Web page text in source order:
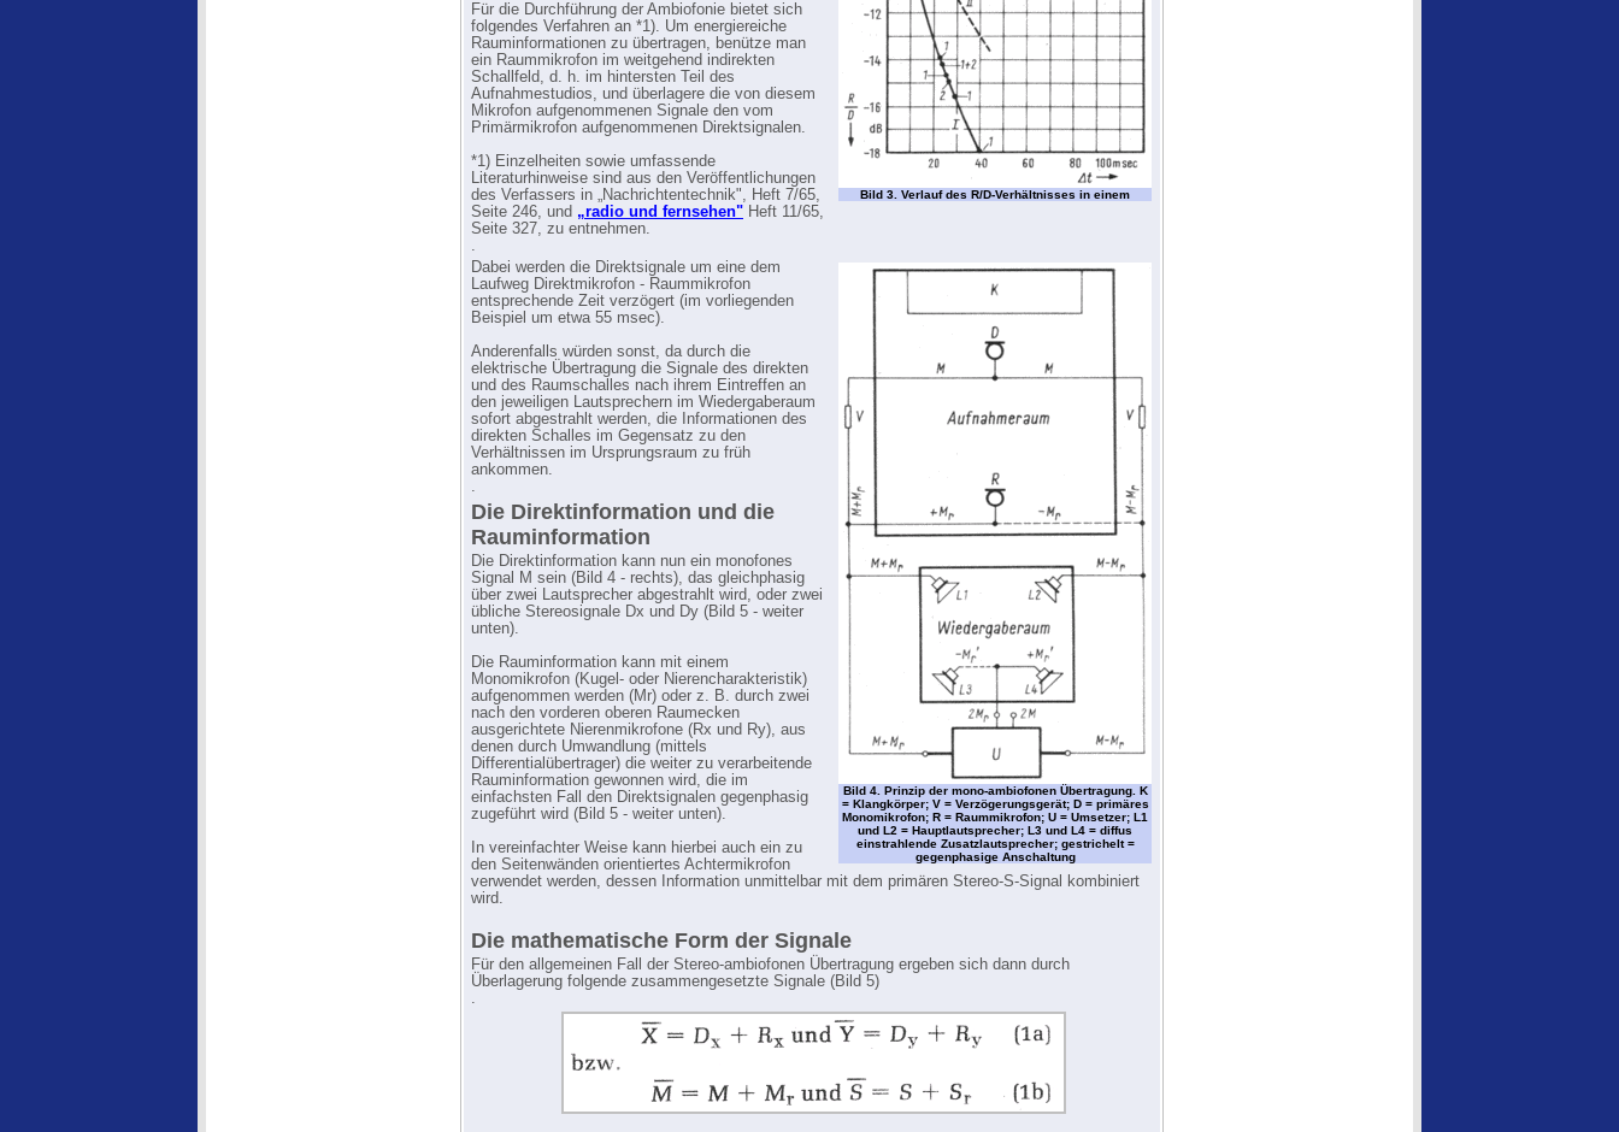
Bild 3. Verlauf des R/D-Verhältnisses in einem
Für die Durchführung der Ambiofonie bietet sich
folgendes Verfahren an *1). Um energiereiche
Rauminformationen zu übertragen, benütze man
ein Raummikrofon im weitgehend indirekten
Schallfeld, d. h. im hintersten Teil des
Aufnahmestudios, und überlagere die von diesem
Mikrofon aufgenommenen Signale den vom
Primärmikrofon aufgenommenen Direktsignalen.
*1) Einzelheiten sowie umfassende
Literaturhinweise sind aus den Veröffentlichungen
des Verfassers in „Nachrichtentechnik", Heft 7/65,
Seite 246, und „radio und fernsehen" Heft 11/65,
Seite 327, zu entnehmen.
.
Bild 4. Prinzip der mono-ambiofonen Übertragung. K
= Klangkörper; V = Verzögerungsgerät; D = primäres
Monomikrofon; R = Raummikrofon; U = Umsetzer; L1
und L2 = Hauptlautsprecher; L3 und L4 = diffus
einstrahlende Zusatzlautsprecher; gestrichelt =
gegenphasige Anschaltung
Dabei werden die Direktsignale um eine dem
Laufweg Direktmikrofon - Raummikrofon
entsprechende Zeit verzögert (im vorliegenden
Beispiel um etwa 55 msec).
Anderenfalls würden sonst, da durch die
elektrische Übertragung die Signale des direkten
und des Raumschalles nach ihrem Eintreffen an
den jeweiligen Lautsprechern im Wiedergaberaum
sofort abgestrahlt werden, die Informationen des
direkten Schalles im Gegensatz zu den
Verhältnissen im Ursprungsraum zu früh
ankommen.
.
Die Direktinformation und die
Rauminformation
Die Direktinformation kann nun ein monofones
Signal M sein (Bild 4 - rechts), das gleichphasig
über zwei Lautsprecher abgestrahlt wird, oder zwei
übliche Stereosignale Dx und Dy (Bild 5 - weiter
unten).
Die Rauminformation kann mit einem
Monomikrofon (Kugel- oder Nierencharakteristik)
aufgenommen werden (Mr) oder z. B. durch zwei
nach den vorderen oberen Raumecken
ausgerichtete Nierenmikrofone (Rx und Ry), aus
denen durch Umwandlung (mittels
Differentialübertrager) die weiter zu verarbeitende
Rauminformation gewonnen wird, die im
einfachsten Fall den Direktsignalen gegenphasig
zugeführt wird (Bild 5 - weiter unten).
In vereinfachter Weise kann hierbei auch ein zu
den Seitenwänden orientiertes Achtermikrofon
verwendet werden, dessen Information unmittelbar mit dem primären Stereo-S-Signal kombiniert
wird.
Die mathematische Form der Signale
Für den allgemeinen Fall der Stereo-ambiofonen Übertragung ergeben sich dann durch
Überlagerung folgende zusammengesetzte Signale (Bild 5)
.